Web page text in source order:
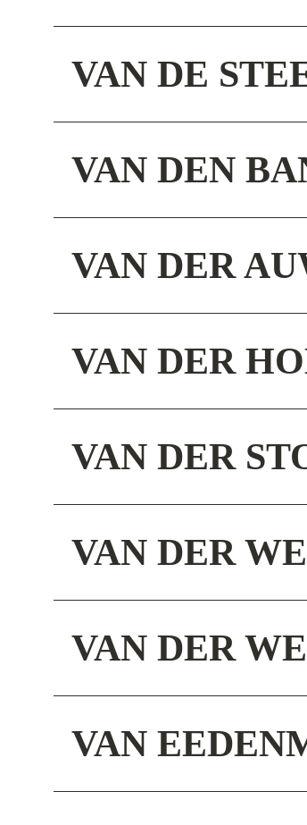
VAN DE
VAN DEN
VAN DER
VAN DER
VAN DER
VAN DER
VAN DER
VAN EEDEN